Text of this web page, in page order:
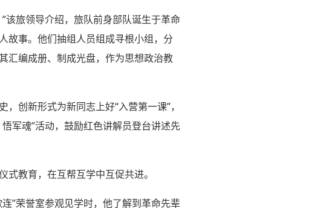
该旅领导介绍，旅队前身部队诞生于革命
故事。他们抽组人员组成寻根小组，分
汇编成册、制成光盘，作为思想政治教
创新形式为新同志上好“入营第一课”，
军魂”活动，鼓励红色讲解员登台讲述先
教育，在互帮互学中互促共进。
”荣誉室参观见学时，他了解到革命先辈